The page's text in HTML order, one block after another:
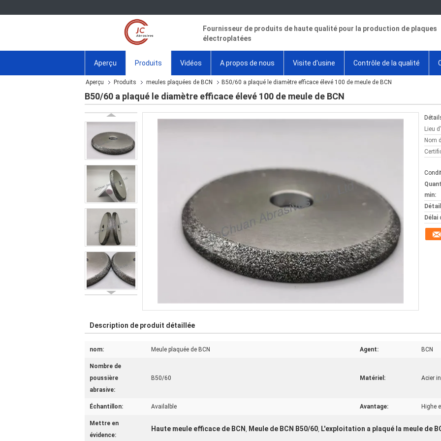
Fournisseur de produits de haute qualité pour la production de plaques
électroplatées
Aperçu Produits Vidéos A propos de nous Visite d'usine Contrôle de la qualité
Aperçu Produits meules plaquées de BCN B50/60 a plaqué le diamètre efficace élevé 100 de meule de BCN
B50/60 a plaqué le diamètre efficace élevé 100 de meule de BCN
Lieu
Nom
min:
Délai
Description de produit détaillée
nom: Meule plaquée de BCN Agent: BCN
Nombre de
poussière
abrasive:
B50/60 Matériel: Acier
Échantillon: Availalble Avantage: Highe
Mettre en
évidence:
Haute meule efficace de BCN , Meule de BCN B50/60, L'exploitation a plaqué la meule de